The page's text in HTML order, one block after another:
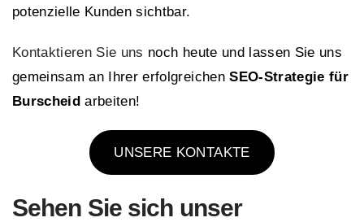
potenzielle Kunden sichtbar.
Kontaktieren Sie uns noch heute und lassen Sie uns
gemeinsam an Ihrer erfolgreichenSEO-Strategie für
Burscheid arbeiten!
UNSERE KONTAKTE
Sehen Sie sich unser